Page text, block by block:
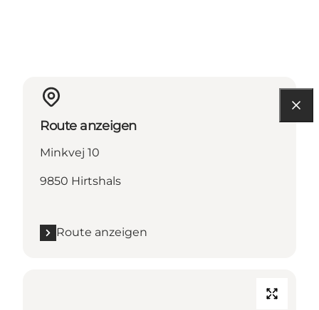
Route anzeigen
Minkvej 10
9850 Hirtshals
Route anzeigen